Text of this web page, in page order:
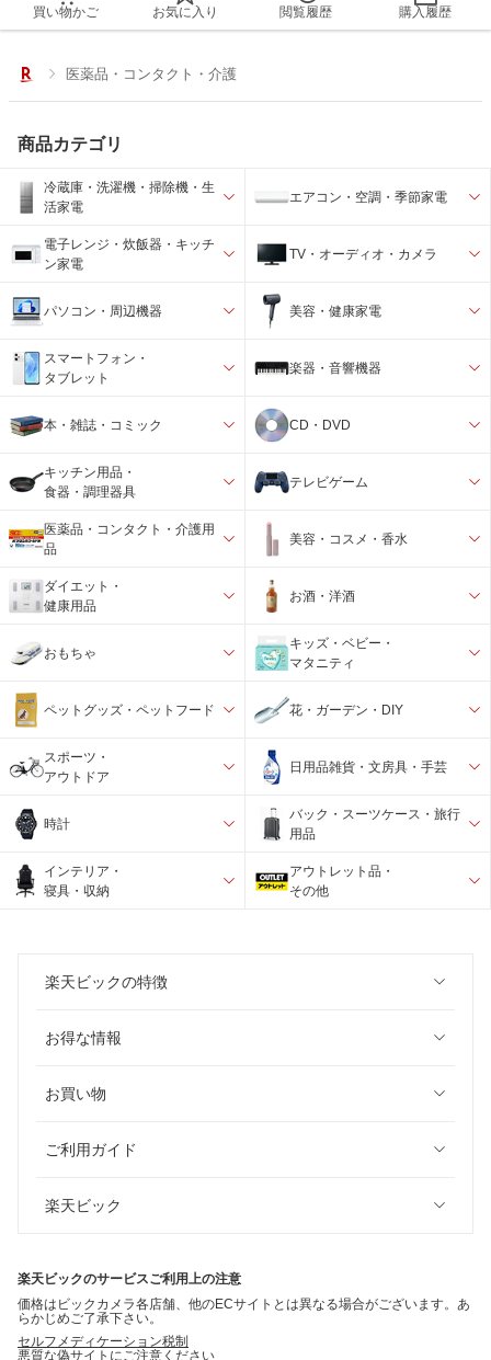
買い物かご お気に入り 閲覧履歴 購入履歴
医薬品・コンタクト・介護
商品カテゴリ
冷蔵庫・洗濯機・掃除機・生
活家電
エアコン・空調・季節家電
電子レンジ・炊飯器・キッチ
ン家電
TV・オーディオ・カメラ
パソコン・周辺機器 美容・健康家電
スマートフォン・
タブレット
楽器・音響機器
本・雑誌・コミック CD・DVD
キッチン用品・
食器・調理器具
テレビゲーム
医薬品・コンタクト・介護用
品
美容・コスメ・香水
ダイエット・
健康用品
お酒・洋酒
おもちゃ
キッズ・ベビー・
マタニティ
ペットグッズ・ペットフード 花・ガーデン・DIY
スポーツ・
アウトドア
日用品雑貨・文房具・手芸
時計
バック・スーツケース・旅行
用品
インテリア・
寝具・収納
アウトレット品・
その他
楽天ビックの特徴
お得な情報
お買い物
ご利用ガイド
楽天ビック
楽天ビックのサービスご利用上の注意
価格はビックカメラ各店舗、他のECサイトとは異なる場合がございます。あ
らかじめご了承下さい。
セルフメディケーション税制
悪質な偽サイトにご注意ください